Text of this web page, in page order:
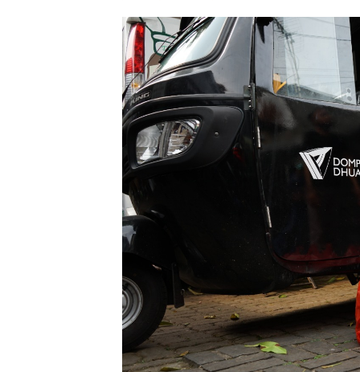
Dhirga
Erlangga